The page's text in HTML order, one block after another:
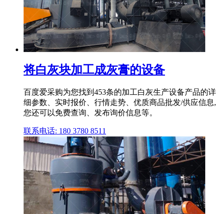
将白灰块加工成灰膏的设备
百度爱采购为您找到453条的加工白灰生产设备产品的详
细参数、实时报价、行情走势、优质商品批发/供应信息,
您还可以免费查询、发布询价信息等。
联系电话: 180 3780 8511